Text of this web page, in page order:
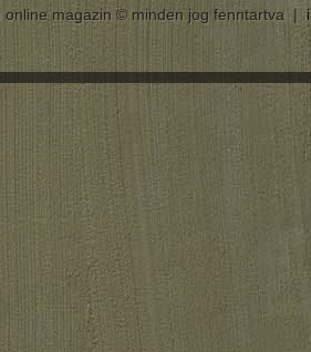
online magazin © minden jog fenntartva |